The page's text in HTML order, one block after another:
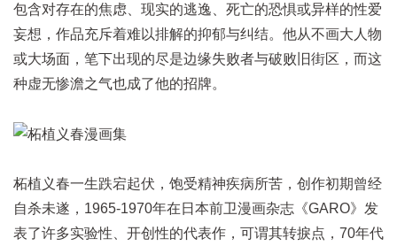
包含对存在的焦虑、现实的逃逸、死亡的恐惧或异样的性爱
妄想，作品充斥着难以排解的抑郁与纠结。他从不画大人物
或大场面，笔下出现的尽是边缘失败者与破败旧街区，而这
种虚无惨澹之气也成了他的招牌。
柘植义春一生跌宕起伏，饱受精神疾病所苦，创作初期曾经
自杀未遂，1965-1970年在日本前卫漫画杂志《GARO》发
表了许多实验性、开创性的代表作，可谓其转捩点，70年代